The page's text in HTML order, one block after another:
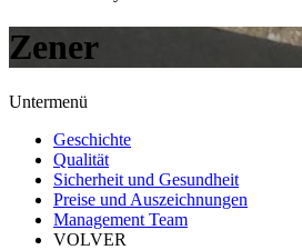
Zener
Untermenü
Geschichte
Qualität
Sicherheit und Gesundheit
Preise und Auszeichnungen
Management Team
VOLVER